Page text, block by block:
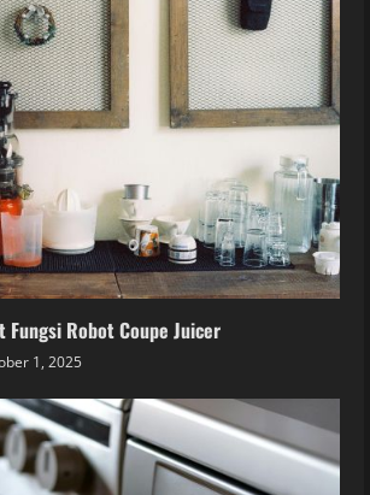
Fungsi Robot Coupe Juicer
1, 2025